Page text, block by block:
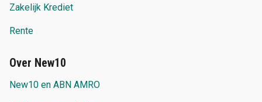
Zakelijk Krediet
Rente
Over New10
New10 en ABN AMRO